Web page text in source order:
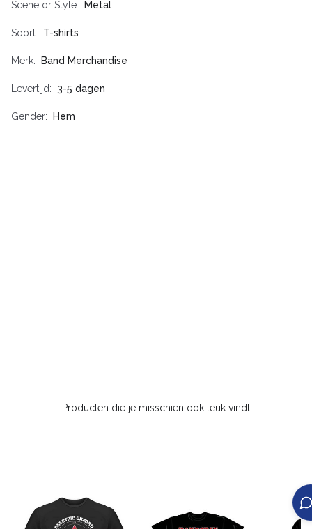
Scene or Style Metal
Soort T-shirts
Merk Band Merchandise
Levertijd 3-5 dagen
Gender Hem
Producten die je misschien ook leuk vindt